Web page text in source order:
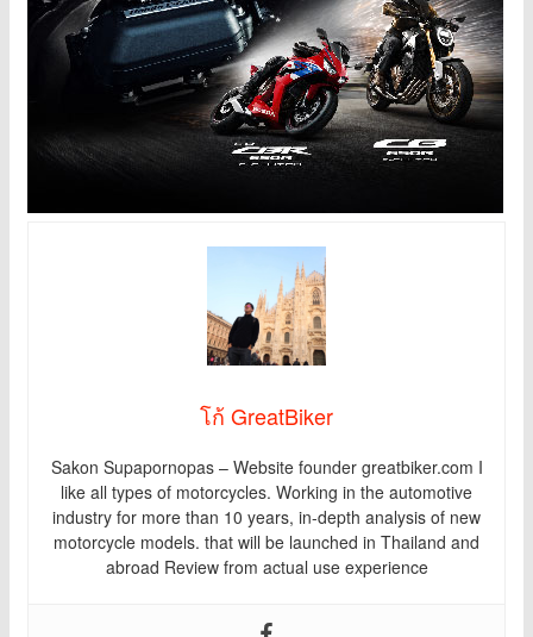
โก้ GreatBiker
Sakon Supapornopas – Website founder greatbiker.com I
like all types of motorcycles. Working in the automotive
industry for more than 10 years, in-depth analysis of new
motorcycle models. that will be launched in Thailand and
abroad Review from actual use experience